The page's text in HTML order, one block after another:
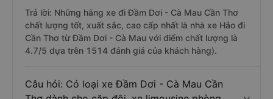
Trả lời: Những hãng xe đi Đầm Dơi - Cà Mau Cần Thơ
chất lượng tốt, xuất sắc, cao cấp nhất là nhà xe Hảo đi
Cần Thơ từ Đầm Dơi - Cà Mau với điểm chất lượng là
4.7/5 dựa trên 1514 đánh giá của khách hàng).
Câu hỏi: Có loại xe Đầm Dơi - Cà Mau Cần